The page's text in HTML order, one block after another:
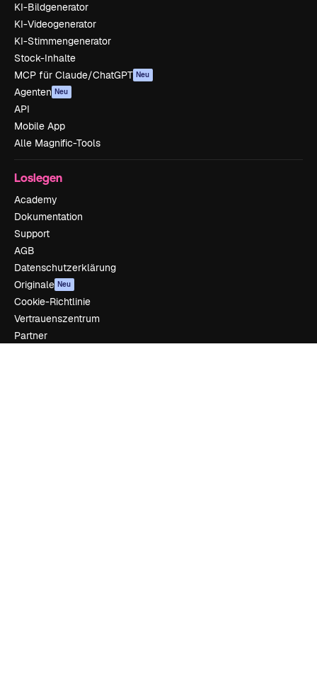
KI-Bildgenerator
KI-Videogenerator
KI-Stimmengenerator
Stock-Inhalte
MCP für Claude/ChatGPT Neu
Agenten Neu
API
Mobile App
Alle Magnific-Tools
Loslegen
Academy
Dokumentation
Support
AGB
Datenschutzerklärung
Originale Neu
Cookie-Richtlinie
Vertrauenszentrum
Partner